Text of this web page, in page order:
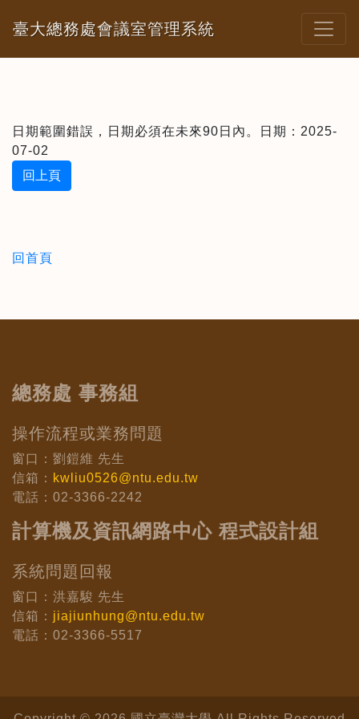
臺大總務處會議室管理系統
日期範圍錯誤，日期必須在未來90日內。日期：2025-
07-02
回上頁
回首頁
總務處 事務組
操作流程或業務問題
窗口：劉鎧維 先生
信箱： kwliu0526@ntu.edu.tw
電話：02-3366-2242
計算機及資訊網路中心 程式設計組
系統問題回報
窗口：洪嘉駿 先生
信箱： jiajiunhung@ntu.edu.tw
電話：02-3366-5517